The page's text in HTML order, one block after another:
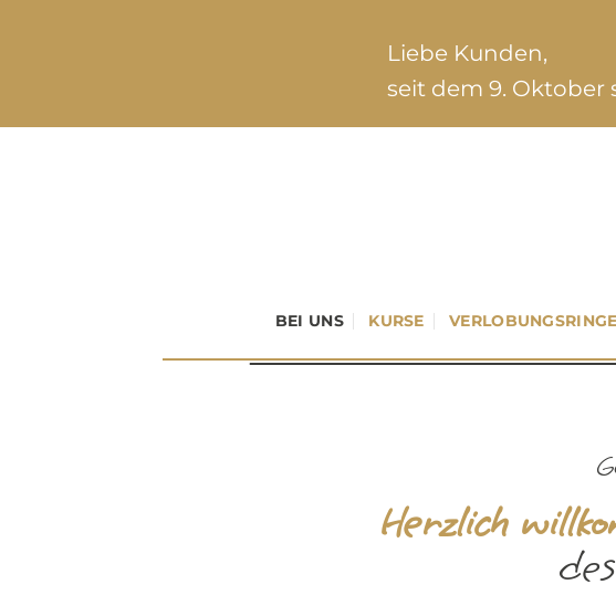
Liebe Kunden,
seit dem 9. Oktober
BEI UNS KURSE VERLOBUNGSRINGE
Herzlich